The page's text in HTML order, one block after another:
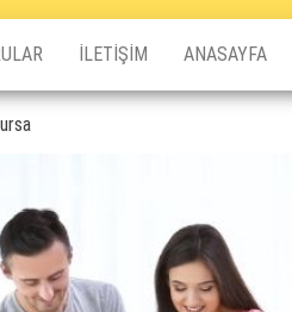
İLETIŞIM ANASAYFA